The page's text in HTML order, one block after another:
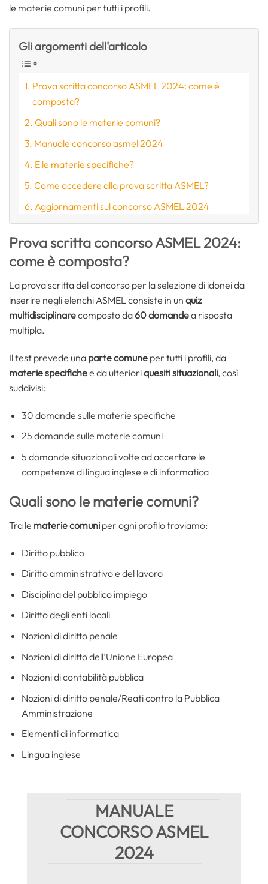
le materie comuni per tutti i profili.
Gli argomenti dell'articolo
Prova scritta concorso ASMEL 2024: come è
composta?
Quali sono le materie comuni?
Manuale concorso asmel 2024
E le materie specifiche?
Come accedere alla prova scritta ASMEL?
Aggiornamenti sul concorso ASMEL 2024
Prova scritta concorso ASMEL 2024:
come è composta?
La prova scritta del concorso per la selezione di idonei da
inserire negli elenchi ASMEL consiste in un quiz
multidisciplinarecomposto da60 domandea risposta
multipla.
Il test prevede una parte comune per tutti i profili, da
materie specifichee da ulterioriquesiti situazionali, così
suddivisi:
30 domande sulle materie specifiche
25 domande sulle materie comuni
5 domande situazionali volte ad accertare le
competenze di lingua inglese e di informatica
Quali sono le materie comuni?
Tra le materie comuni per ogni profilo troviamo:
Diritto pubblico
Diritto amministrativo e del lavoro
Disciplina del pubblico impiego
Diritto degli enti locali
Nozioni di diritto penale
Nozioni di diritto dell’Unione Europea
Nozioni di contabilità pubblica
Nozioni di diritto penale/Reati contro la Pubblica
Amministrazione
Elementi di informatica
Lingua inglese
MANUALE
CONCORSO ASMEL
2024